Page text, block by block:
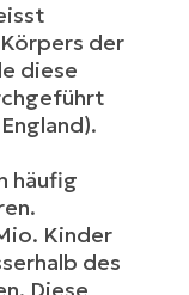
der
diese
häufig
Kinder
des